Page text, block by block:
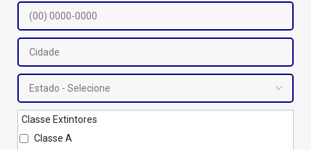
Classe Extintores
Classe A